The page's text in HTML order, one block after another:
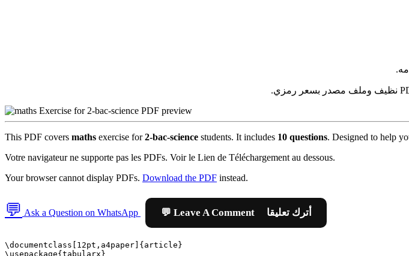
This PDF covers maths exercise for2-bac-science students. It includes 10 questions. Designed to help
Votre navigateur ne supporte pas les PDFs. Voir le Lien de Téléchargement au dessous.
Your browser cannot display PDFs. Download the PDF instead.
💬 Ask a Question on WhatsApp 💬 Leave A Comment أترك تعليقا
\documentclass[12pt,a4paper]{article}
\usepackage{tabularx}